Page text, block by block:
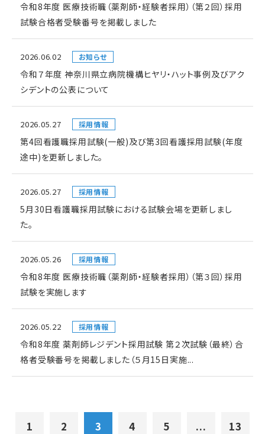
令和8年度 医療技術職（薬剤師・経験者採用）（第２回）採用
試験合格者受験番号を掲載しました
2026.06.02 お知らせ
令和７年度 神奈川県立病院機構ヒヤリ・ハット事例及びアク
シデントの公表について
2026.05.27 採用情報
第4回看護職採用試験(一般)及び第3回看護採用試験(年度
途中)を更新しました。
2026.05.27 採用情報
5月30日看護職採用試験における試験会場を更新しまし
た。
2026.05.26 採用情報
令和8年度 医療技術職（薬剤師・経験者採用）（第３回）採用
試験を実施します
2026.05.22 採用情報
令和8年度 薬剤師レジデント採用試験 第２次試験（最終）合
格者受験番号を掲載しました（５月15日実施...
1 2 3 4 5 ... 13